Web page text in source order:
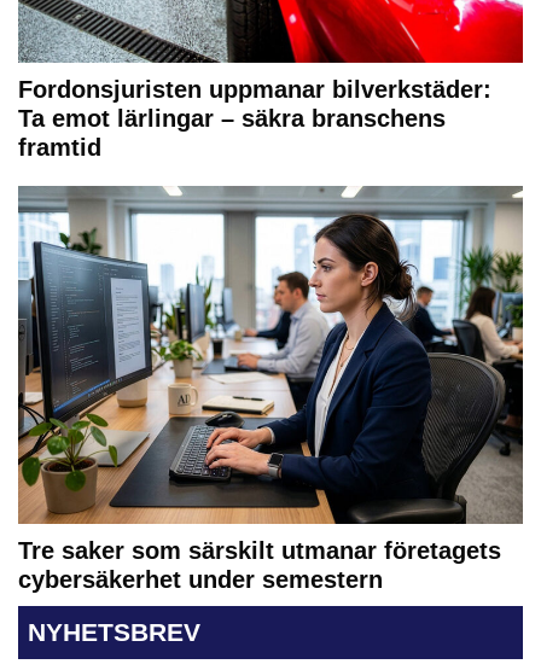
Fordonsjuristen uppmanar bilverkstäder:
Ta emot lärlingar – säkra branschens
framtid
Tre saker som särskilt utmanar företagets
cybersäkerhet under semestern
NYHETSBREV